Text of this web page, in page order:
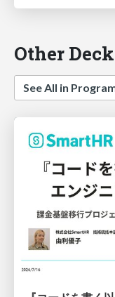
Other
See All in